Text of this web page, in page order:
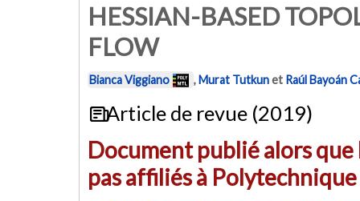
HESSIAN-BASED
FLOW
Bianca Viggiano ,Murat Tutkunet Raúl Bayoán
Article de revue (2019)
Document publié alors
pas affiliés à